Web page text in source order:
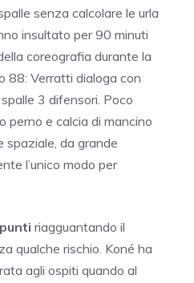
senza calcolare le urla
insultato per 90 minuti
coreografia durante la
88: Verratti dialoga con
3 difensori. Poco
perno e calcia di mancino
spaziale, da grande
l’unico modo per
riagguantando il
qualche rischio. Koné ha
agli ospiti quando al